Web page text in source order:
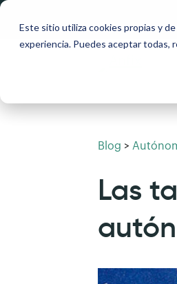
Este sitio utiliza cookies propias y
experiencia. Puedes aceptar todas,
Blog >
Las